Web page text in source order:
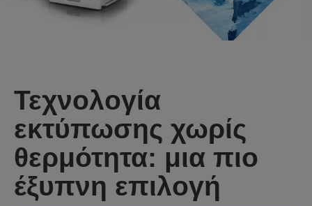
Τεχνολογία
εκτύπωσης χωρίς
θερμότητα: μια πιο
έξυπνη επιλογή